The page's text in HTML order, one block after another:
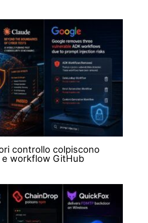
controllo colpiscono
e workflow GitHub